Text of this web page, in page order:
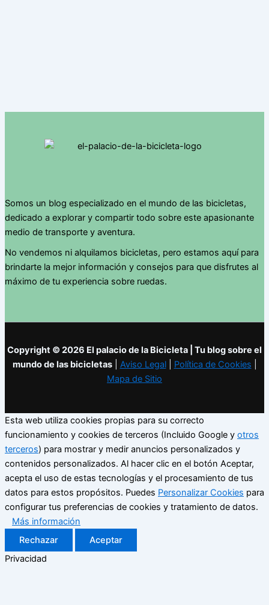
Somos un blog especializado en el mundo de las bicicletas,
dedicado a explorar y compartir todo sobre este apasionante
medio de transporte y aventura.
No vendemos ni alquilamos bicicletas, pero estamos aquí para
brindarte la mejor información y consejos para que disfrutes al
máximo de tu experiencia sobre ruedas.
Copyright © 2026 El palacio de la Bicicleta | Tu blog sobre el
mundo de las bicicletas| Aviso Legal| Política de Cookies
Mapa de Sitio
Esta web utiliza cookies propias para su correcto
funcionamiento y cookies de terceros (Incluido Google y otros
terceros) para mostrar y medir anuncios personalizados y
contenidos personalizados. Al hacer clic en el botón Aceptar,
acepta el uso de estas tecnologías y el procesamiento de tus
datos para estos propósitos. Puedes Personalizar Cookies para
configurar tus preferencias de cookies y tratamiento de datos.
Más información
Rechazar
Aceptar
Privacidad